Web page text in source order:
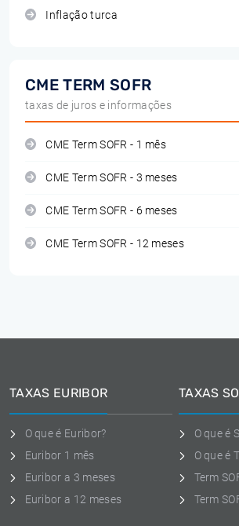
Inflação turca
CME TERM SOFR
taxas de juros e informações
CME Term SOFR - 1 mês
CME Term SOFR - 3 meses
CME Term SOFR - 6 meses
CME Term SOFR - 12 meses
TAXAS EURIBOR
O que é Euribor?
Euribor 1 mês
Euribor a 3 meses
Euribor a 12 meses
TAXAS
O que é
O que é
Term
Term